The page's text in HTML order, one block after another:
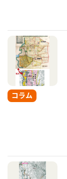
コラム